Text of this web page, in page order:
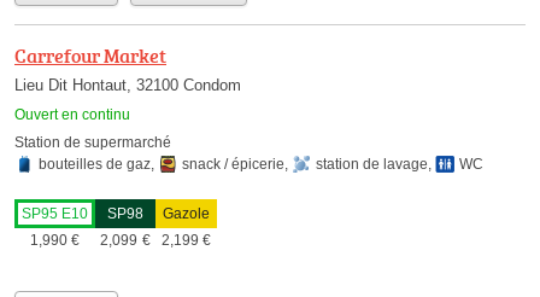
Carrefour Market
Lieu Dit Hontaut, 32100 Condom
Ouvert en continu
Station de supermarché
bouteilles de gaz
snack / épicerie station de lavage WC
SP95 E10
1,990 €
SP98
2,099 €
Gazole
2,199 €